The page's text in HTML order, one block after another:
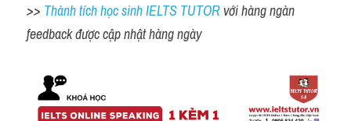
>> Thành tích học sinh IELTS TUTOR với hàng ngàn
feedback được cập nhật hàng ngày